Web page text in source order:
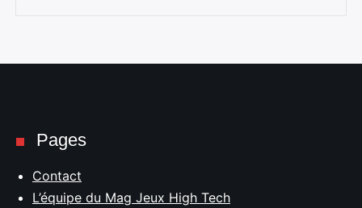
Pages
Contact
L’équipe du Mag Jeux High Tech